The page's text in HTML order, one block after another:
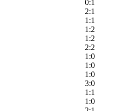
0:1
2:1
1:1
1:2
1:2
2:2
1:0
1:0
1:0
3:0
1:1
1:0